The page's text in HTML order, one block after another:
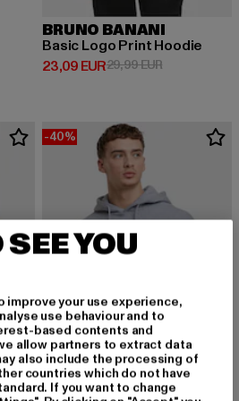
59,99 EUR
BRUNO BANANI
Basic Logo Print Hoodie
23,09 EUR
Derzeitiger Preis: 23,09 EUR
29,99 EURAktionspreis:
-40%
YOU
your use experience,
use behaviour and to
based contents and
allow partners to extract data
also include the processing of
countries which do not have
If you want to change